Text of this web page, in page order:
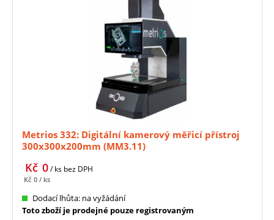
Metrios 332: Digitální kamerový měřicí přístroj
300x300x200mm (MM3.11)
0
Kč / ks bez DPH
0
Kč / ks
Dodací lhůta: na vyžádání
Toto zboží je prodejné pouze registrovaným